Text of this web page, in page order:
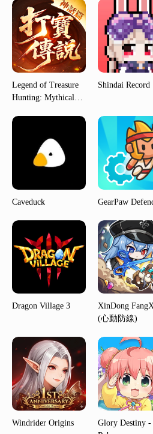
Legend of Treasure
Hunting: Mythical
Shindai Record
Caveduck GearPaw
Dragon Village 3
XinDong
(心動防線)
Windrider Origins
Glory Destiny -